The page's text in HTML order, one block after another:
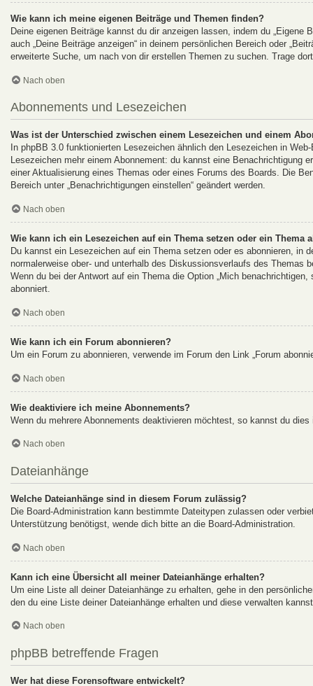
Wie kann ich meine eigenen Beiträge und Themen finden?
Deine eigenen Beiträge kannst du dir anzeigen lassen, indem du
auch „Deine Beiträge anzeigen“ in deinem persönlichen Bereich oder
erweiterte Suche, um nach von dir erstellen Themen zu suchen. Trage
Nach oben
Abonnements und Lesezeichen
Was ist der Unterschied zwischen einem Lesezeichen und einem
In phpBB 3.0 funktionierten Lesezeichen ähnlich den Lesezeichen in
Lesezeichen mehr einem Abonnement: du kannst eine Benachrichtigung
einer Aktualisierung eines Themas oder eines Forums des Boards. Die
Bereich unter „Benachrichtigungen einstellen“ geändert werden.
Nach oben
Wie kann ich ein Lesezeichen auf ein Thema setzen oder ein Thema
Du kannst ein Lesezeichen auf ein Thema setzen oder es abonnieren, in
normalerweise ober- und unterhalb des Diskussionsverlaufs des Themas
Wenn du bei der Antwort auf ein Thema die Option „Mich
abonniert.
Nach oben
Wie kann ich ein Forum abonnieren?
Um ein Forum zu abonnieren, verwende im Forum den Link „Forum
Nach oben
Wie deaktiviere ich meine Abonnements?
Wenn du mehrere Abonnements deaktivieren möchtest, so kannst du
Nach oben
Dateianhänge
Welche Dateianhänge sind in diesem Forum zulässig?
Die Board-Administration kann bestimmte Dateitypen zulassen oder
Unterstützung benötigst, wende dich bitte an die Board-Administration.
Nach oben
Kann ich eine Übersicht all meiner Dateianhänge erhalten?
Um eine Liste all deiner Dateianhänge zu erhalten, gehe in den
den du eine Liste deiner Dateianhänge erhalten und diese verwalten
Nach oben
phpBB betreffende Fragen
Wer hat diese Forensoftware entwickelt?